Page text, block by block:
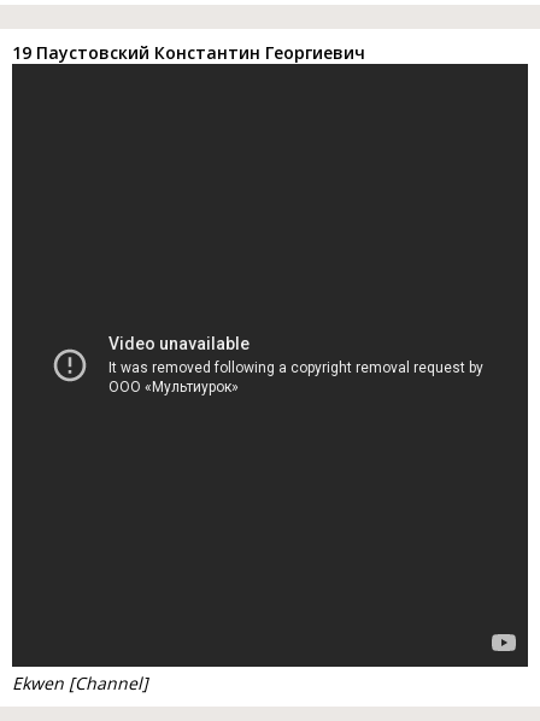
19 Паустовский Константин Георгиевич
Ekwen [Channel]